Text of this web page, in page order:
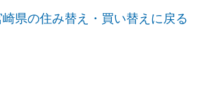
県の住み替え・買い替えに戻る